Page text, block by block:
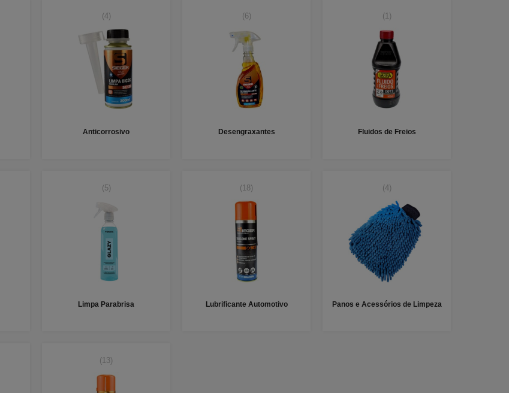
(4)
Anticorrosivo
(6)
Desengraxantes
(1)
Fluidos de Freios
(5)
Limpa Parabrisa
(18)
Lubrificante Automotivo
(4)
Panos e Acessórios de Limpeza
(13)